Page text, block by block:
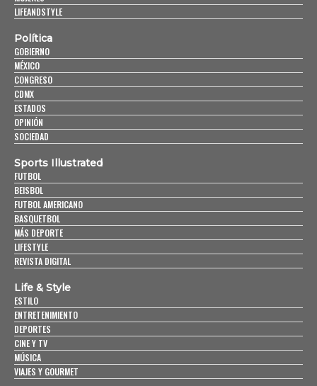
LIFEANDSTYLE
Política
GOBIERNO
MÉXICO
CONGRESO
CDMX
ESTADOS
OPINIÓN
SOCIEDAD
Sports Illustrated
FUTBOL
BEISBOL
FUTBOL AMERICANO
BASQUETBOL
MÁS DEPORTE
LIFESTYLE
REVISTA DIGITAL
Life & Style
ESTILO
ENTRETENIMIENTO
DEPORTES
CINE Y TV
MÚSICA
VIAJES Y GOURMET